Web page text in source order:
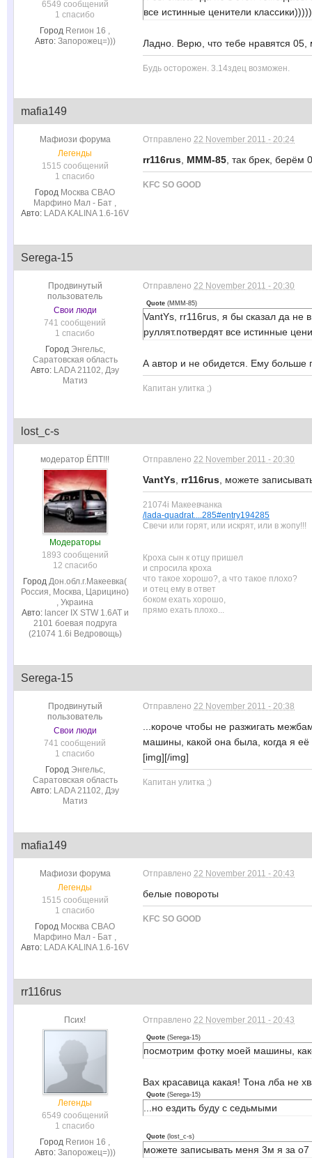
В дороге был хлопок и перестало
1-2 скорость, завожу, машина не
/cdn.photohol...d9aa4e9/i1000/0
6549 сообщений
1 спасибо
Город Rегион 16 ,
Авто: Запорожец=)))
все истинные ценители
Ладно. Верю, что тебе нравятся 05,
Будь осторожен. 3.14здец возможен.
mafia149
Мафиози форума
Легенды
1515 сообщений
1 спасибо
Город Москва СВАО
Марфино Мал - Бат ,
Авто: LADA KALINA 1.6-16V
Отправлено 22 November 2011 - 20:24
rr116rus MMM-85 , так брек,
KFC SO GOOD
Serega-15
Продвинутый
пользователь
Свои люди
741 сообщений
1 спасибо
Город Энгельс,
Саратовская область
Авто: LADA 21102, Дэу
Матиз
Отправлено 22 November 2011 - 20:30
Quote (MMM-85)
VantYs, rr116rus, я бы сказал да не
руллят.потвердят все истинные
А автор и не обидется. Ему
Капитан улитка ;)
lost_c-s
модератор ЁПТ!!!
Модераторы
1893 сообщений
12 спасибо
Город Дон.обл.г.Макеевка(
Россия, Москва, Царицино)
, Украина
Авто: lancer IX STW 1.6AT и
2101 боевая подруга
(21074 1.6i Ведровощь)
Отправлено 22 November 2011 - 20:30
VantYs rr116rus , можете
21074i Макеевчанка
/lada-quadrat....285#entry194285
Свечи или горят, или искрят, или в жопу!!!
Кроха сын к отцу пришел
и спросила кроха
что такое хорошо?, а что такое плохо?
и отец ему в ответ
боком ехать хорошо,
прямо ехать плохо...
Serega-15
Продвинутый
пользователь
Свои люди
741 сообщений
1 спасибо
Город Энгельс,
Саратовская область
Авто: LADA 21102, Дэу
Матиз
Отправлено 22 November 2011 - 20:38
...короче чтобы не разжигать
машины, какой она была, когда я
[img][/img]
Капитан улитка ;)
mafia149
Мафиози форума
Легенды
1515 сообщений
1 спасибо
Город Москва СВАО
Марфино Мал - Бат ,
Авто: LADA KALINA 1.6-16V
Отправлено 22 November 2011 - 20:43
белые повороты
KFC SO GOOD
rr116rus
Псих!
Легенды
6549 сообщений
1 спасибо
Город Rегион 16 ,
Авто: Запорожец=)))
Отправлено 22 November 2011 - 20:43
Quote (Serega-15)
посмотрим фотку моей машины,
Вах красавица какая! Тона лба не
Quote (Serega-15)
...но ездить буду с седьмыми
Quote ( lost_c-s)
можете записывать меня 3м я за